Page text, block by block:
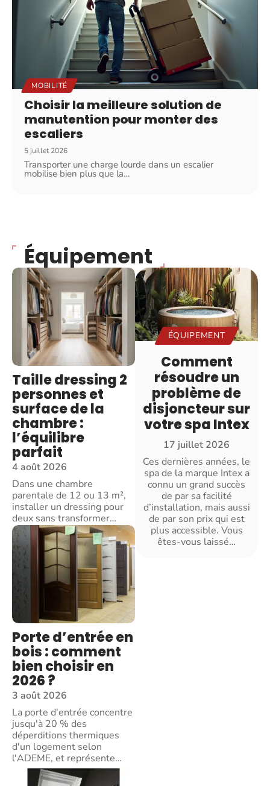
MOBILITÉ
Choisir la meilleure solution de
manutention pour monter des
escaliers
5 juillet 2026
Transporter une charge lourde dans un escalier
mobilise bien plus que la…
Équipement
Taille dressing 2
personnes et
surface de la
chambre :
l’équilibre
parfait
4 août 2026
Dans une chambre
parentale de 12 ou 13 m²,
installer un dressing pour
deux sans transformer…
Porte d’entrée en
bois : comment
bien choisir en
2026 ?
3 août 2026
La porte d'entrée concentre
jusqu'à 20 % des
déperditions thermiques
d'un logement selon
l'ADEME, et représente…
ÉQUIPEMENT
Comment
résoudre un
problème de
disjoncteur sur
votre spa Intex
17 juillet 2026
Ces dernières années, le
spa de la marque Intex a
connu un grand succès
de par sa facilité
d’installation, mais aussi
de par son prix qui est
plus accessible. Vous
êtes-vous laissé…